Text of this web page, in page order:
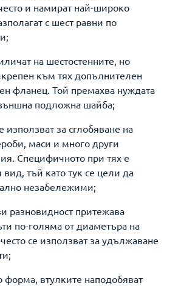
и намират най-широко
с шест равни по
на шестостенните, но
към тях допълнителен
фланец. Той премахва нуждата
подложна шайба;
използват за сглобяване на
маси и много други
Специфичното при тях е
тъй като тук се цели да
незабележими;
разновидност притежава
по-голяма от диаметъра на
се използват за удължаване
форма, втулките наподобяват